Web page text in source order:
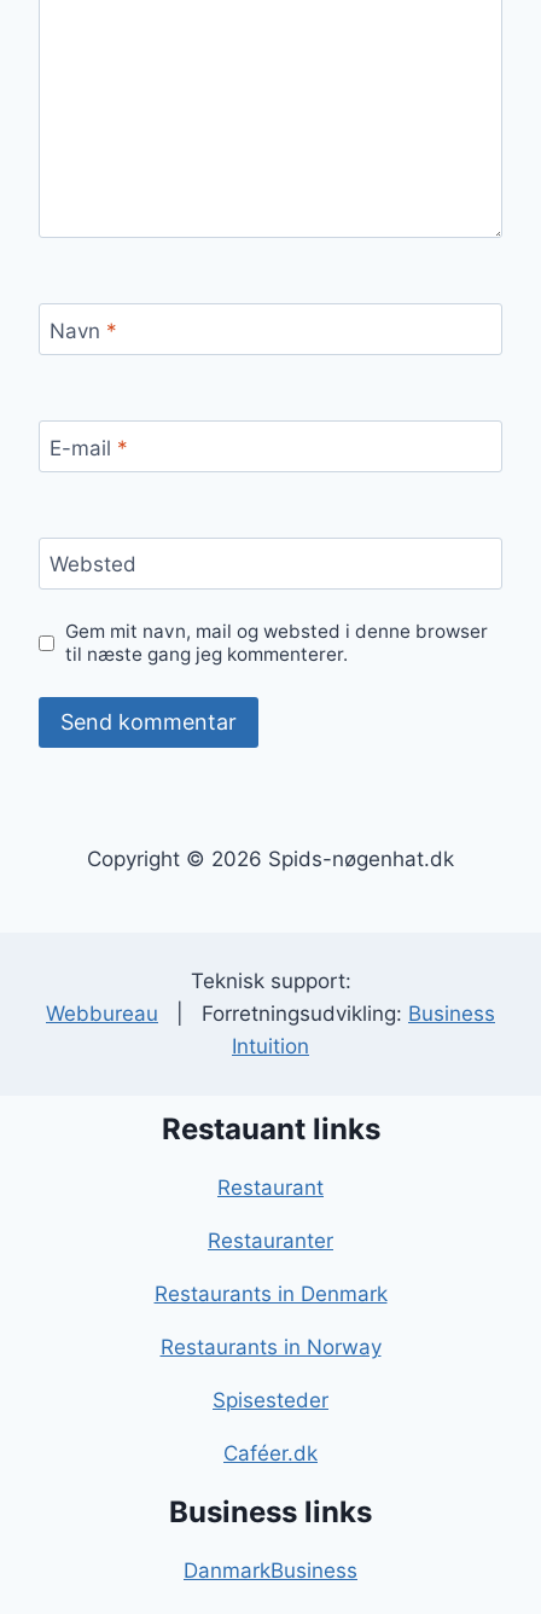
Navn *
E-mail *
Websted
Gem mit navn, mail og websted i denne browser
til næste gang jeg kommenterer.
Copyright © 2026 Spids-nøgenhat.dk
Teknisk support:
Webbureau | Forretningsudvikling: Business
Intuition
Restauant links
Restaurant
Restauranter
Restaurants in Denmark
Restaurants in Norway
Spisesteder
Caféer.dk
Business links
DanmarkBusiness